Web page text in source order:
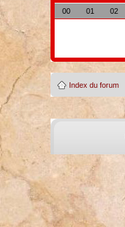
00 01 02
Index du forum